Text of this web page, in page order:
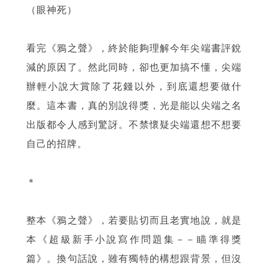
（眼神死）
看完《鴉之聲》，終於能夠理解今年尖端書評銳
減的原因了。然此同時，卻也更加搞不懂，尖端
辦輕小說大賞除了花錢以外，到底還想要做什
麼。這本書，真的別說得獎，光是能以尖端之名
出版都令人感到驚訝。不禁懷疑尖端還想不想要
自己的招牌。
＊
整本《鴉之聲》，若要貼切而且老實地說，就是
本《超級新手小說寫作問題集－－瞄準得獎
篇》。換句話說，雖有獨特的構想跟背景，但沒